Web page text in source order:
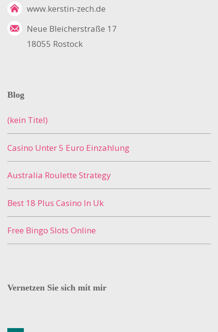
www.kerstin-zech.de
Neue Bleicherstraße 17
18055 Rostock
Blog
(kein Titel)
Casino Unter 5 Euro Einzahlung
Australia Roulette Strategy
Best 18 Plus Casino In Uk
Free Bingo Slots Online
Vernetzen Sie sich mit mir